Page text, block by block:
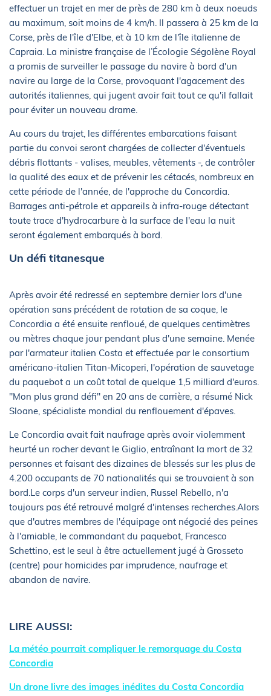
effectuer un trajet en mer de près de 280 km à deux noeuds
au maximum, soit moins de 4 km/h. Il passera à 25 km de la
Corse, près de l'île d'Elbe, et à 10 km de l'île italienne de
Capraia. La ministre française de l’Écologie Ségolène Royal
a promis de surveiller le passage du navire à bord d'un
navire au large de la Corse, provoquant l'agacement des
autorités italiennes, qui jugent avoir fait tout ce qu'il fallait
pour éviter un nouveau drame.
Au cours du trajet, les différentes embarcations faisant
partie du convoi seront chargées de collecter d'éventuels
débris flottants - valises, meubles, vêtements -, de contrôler
la qualité des eaux et de prévenir les cétacés, nombreux en
cette période de l'année, de l'approche du Concordia.
Barrages anti-pétrole et appareils à infra-rouge détectant
toute trace d'hydrocarbure à la surface de l'eau la nuit
seront également embarqués à bord.
Un défi titanesque
Après avoir été redressé en septembre dernier lors d'une
opération sans précédent de rotation de sa coque, le
Concordia a été ensuite renfloué, de quelques centimètres
ou mètres chaque jour pendant plus d'une semaine. Menée
par l'armateur italien Costa et effectuée par le consortium
américano-italien Titan-Micoperi, l'opération de sauvetage
du paquebot a un coût total de quelque 1,5 milliard d'euros.
"Mon plus grand défi" en 20 ans de carrière, a résumé Nick
Sloane, spécialiste mondial du renflouement d'épaves.
Le Concordia avait fait naufrage après avoir violemment
heurté un rocher devant le Giglio, entraînant la mort de 32
personnes et faisant des dizaines de blessés sur les plus de
4.200 occupants de 70 nationalités qui se trouvaient à son
bord.Le corps d'un serveur indien, Russel Rebello, n'a
toujours pas été retrouvé malgré d'intenses recherches.Alors
que d'autres membres de l'équipage ont négocié des peines
à l'amiable, le commandant du paquebot, Francesco
Schettino, est le seul à être actuellement jugé à Grosseto
(centre) pour homicides par imprudence, naufrage et
abandon de navire.
LIRE AUSSI:
La météo pourrait compliquer le remorquage du Costa
Concordia
Un drone livre des images inédites du Costa Concordia